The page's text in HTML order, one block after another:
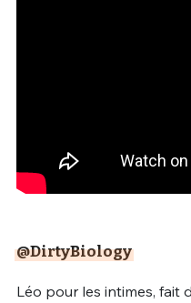
@DirtyBiology
Léo pour les intimes, fait